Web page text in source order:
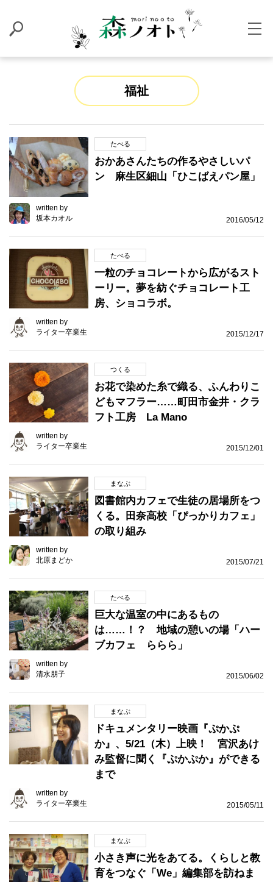
福祉
たべる
おかあさんたちの作るやさしいパ
ン 麻生区細山「ひこばえパン屋」
written by
坂本カオル
2016/05/12
たべる
一粒のチョコレートから広がるスト
ーリー。夢を紡ぐチョコレート工
房、ショコラボ。
written by
ライター卒業生
2015/12/17
つくる
お花で染めた糸で織る、ふんわりこ
どもマフラー……町田市金井・クラ
フト工房 La Mano
written by
ライター卒業生
2015/12/01
まなぶ
図書館内カフェで生徒の居場所をつ
くる。田奈高校「ぴっかりカフェ」
の取り組み
written by
北原まどか
2015/07/21
たべる
巨大な温室の中にあるもの
は……！？ 地域の憩いの場「ハー
ブカフェ ららら」
written by
清水朋子
2015/06/02
まなぶ
ドキュメンタリー映画『ぷかぷ
か』、5/21（木）上映！ 宮沢あけ
み監督に聞く『ぷかぷか』ができる
まで
written by
ライター卒業生
2015/05/11
まなぶ
小さき声に光をあてる。くらしと教
育をつなぐ「We」編集部を訪ねま